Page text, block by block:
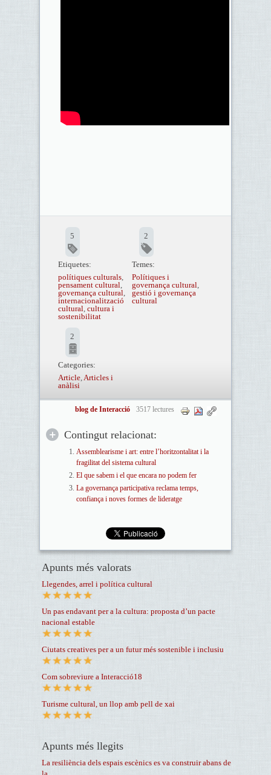
5
Etiquetes:
polítiques culturals,
pensament cultural,
governança cultural,
internacionalització
cultural, cultura i
sostenibilitat
2
Temes:
Polítiques i
governança cultural,
gestió i governança
cultural
2
Categories:
Article,Articles i
anàlisi
blog de Interacció 3517 lectures
Contingut relacionat:
Assemblearisme i art: entre l’horitzontalitat i la
fragilitat del sistema cultural
El que sabem i el que encara no podem fer
La governança participativa reclama temps,
confiança i noves formes de lideratge
Apunts més valorats
Llegendes, arrel i política cultural
Un pas endavant per a la cultura: proposta d’un pacte
nacional estable
Ciutats creatives per a un futur més sostenible i inclusiu
Com sobreviure a Interacció18
Turisme cultural, un llop amb pell de xai
Apunts més llegits
La resiliència dels espais escènics es va construir abans de